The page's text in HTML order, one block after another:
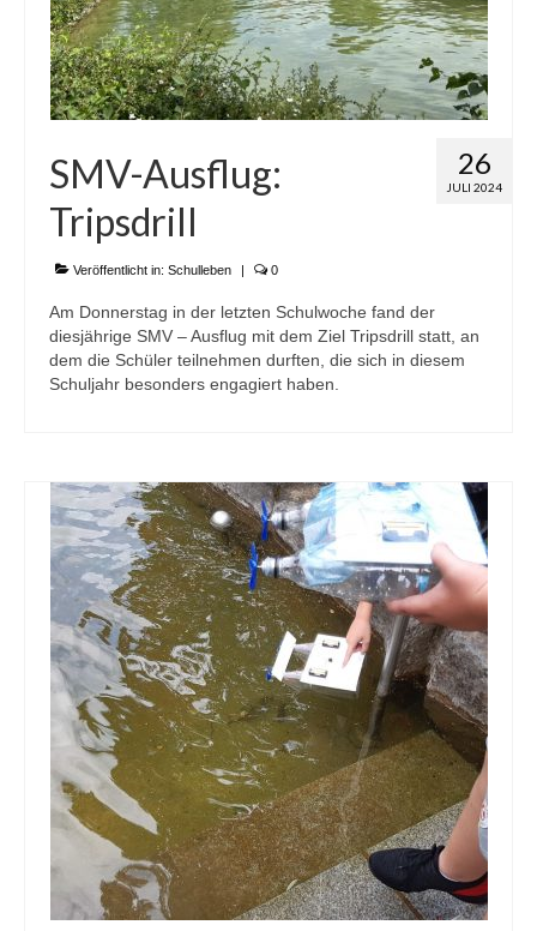
26
JULI 2024
SMV-Ausflug:
Tripsdrill
Veröffentlicht in: Schulleben | 0
Am Donnerstag in der letzten Schulwoche fand der
diesjährige SMV – Ausflug mit dem Ziel Tripsdrill statt, an
dem die Schüler teilnehmen durften, die sich in diesem
Schuljahr besonders engagiert haben.